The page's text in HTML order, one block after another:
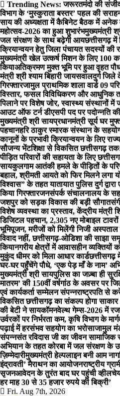
Skip
to
content
Trending News: जरूरतमंदो की
विभाग के ‘मुस्कुराता बस्तर’ पहल की
साय की अध्यक्षता में कैबिनेट बैठक में अनेक
महोत्सव-2026 का हुआ शुभारंभमुख्यमंत्री
जल संरक्षण के साथ बढ़ेगी आयछत्तीसगढ़ में
क्रियान्वयन हेतु जिला पंचायत सदस्यों की
मुख्यमंत्री खेल उत्कर्ष मिशन के लिए 100
कियाअतिक्रमण मुक्त भूमि पर हुआ वृहत
मंत्री श्री श्याम बिहारी जायसवालदुर्ग जिले
गिरफ्तारजामुल प्राथमिक शाला वार्ड 09
विस्तार, फसल विविधिकरण और आधुनिक
पिलाने पर विशेष जोर, स्वास्थ्य संस्थानों में
आउट ऑफ टर्न डीएसपी पद पर पदोन्नति
मुख्यमंत्री श्री सायप्रधानमंत्री सूर्य घर
पहचानहरि ठाकुर स्मारक संस्थान के सहयोग
कानूनों के प्रभावी क्रियान्वयन के लिए
सौजन्य भेंटशिक्षा से विकसित छत्तीसगढ़
पीड़ित परिवारों की सहायता के लिए
सायकुलगाम आतंकी हमले के पीड़ितों के
बहाल, श्रीमती आयते को फिर मिलने लगा
विश्वास” के तहत यातायात पुलिस दुर्ग
किया गिरफ्तारजनसंपर्क संचालनालय के
जशपुर को सड़क विकास की बड़ी सौगात
विशेष व्यवस्था का प्रस्ताव, केंद्रीय मंत्री
डिजिटल पहचान, 2,305 नए मोबाइल
भूमिपूजन, मरीजों को मिलेंगी निजी
विवाद नहीं, छत्तीसगढ़-ओडिशा की साझा
कियानगरीय क्षेत्रों में आवासहीन
मुकुंद धीमर को मिला आधार कार्डछत्तीसगढ़
घर-घर पहुँचेंगे पौधे, ‘एक पेड़ माँ के नाम’
मुख्यमंत्री श्री सायपुलिस का जज़्बा ही
मातरम’ की 150वीं वर्षगांठ के अवसर पर
एवं कार्यकर्ता सम्मेलन संपन्नराष्ट्रपति से
विकसित छत्तीसगढ़ का संकल्प होगा
की बेटी ने सायकॉमनवेल्थ गेम्स-2026 में
उर्वरकों पर निर्भरता कम, कृषि विभाग के
पढ़ाई में हरसंभव सहयोग का भरोसाजामुल
संपन्नसंत रविदास जी का जीवन
अभियान के तहत कोरबा में जल संरक्षण के
ज़िम्मेदारीमुख्यमंत्री हेल्पलाइन बनी आम
इंद्रावती’ मैराथन का आयोजनराष्ट्रीय
सृजनआवेदन के तुरंत बाद घर पहुंची
हर माह 30 से 35 हजार रुपये की बिक्री’
Fri. Aug 7th, 2026